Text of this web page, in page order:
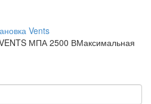
Vents
МПА 2500 ВМаксимальная